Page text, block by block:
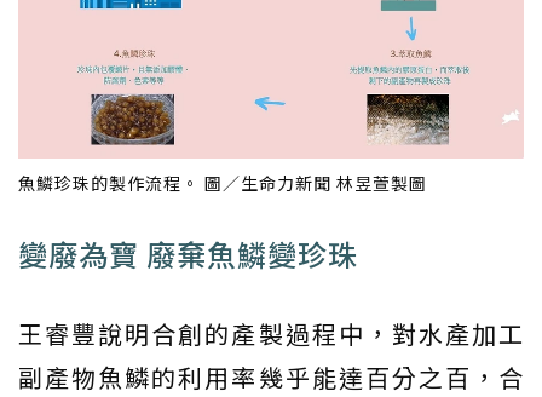
魚鱗珍珠的製作流程。 圖／生命力新聞 林昱萱製圖
變廢為寶 廢棄魚鱗變珍珠
王睿豐說明合創的產製過程中，對水產加工
副產物魚鱗的利用率幾乎能達百分之百，合